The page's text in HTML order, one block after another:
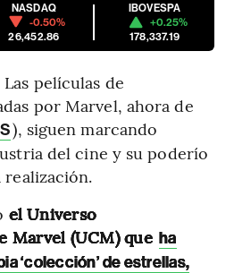
NASDAQ
-0.50%
26,452.86
IBOVESPA
+0.25%
178,337.19
películas de
por Marvel, ahora de
), siguen marcando
del cine y su poderío
realización.
el Universo
Marvel (UCM) que ha
‘colección’ de estrellas,